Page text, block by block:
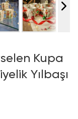
Kupa
Yılbaşı